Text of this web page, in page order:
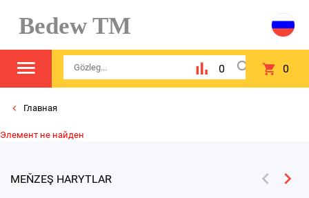
Bedew TM
0 0
Главная
Элемент не найден
MEŇZEŞ HARYTLAR